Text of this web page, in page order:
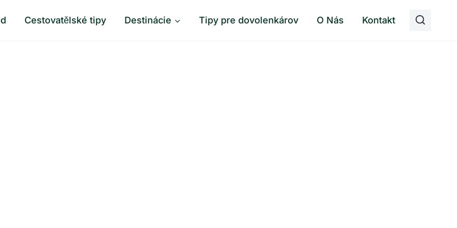
Cestovatělské tipy Destinácie Tipy pre dovolenkárov O Nás Kontakt